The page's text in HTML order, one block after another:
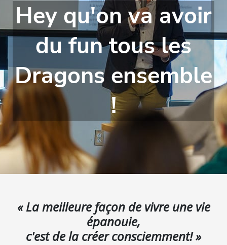
Hey qu'on va avoir
du fun tous les
Dragons ensemble
!
« La meilleure façon de vivre une vie
épanouie,
c'est de la créer consciemment! »